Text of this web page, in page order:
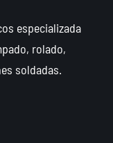
especializada
rolado,
soldadas.